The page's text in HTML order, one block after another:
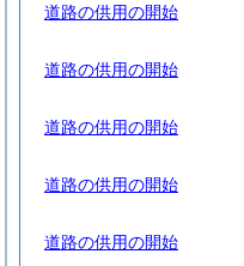
道路の供用の開始
道路の供用の開始
道路の供用の開始
道路の供用の開始
道路の供用の開始